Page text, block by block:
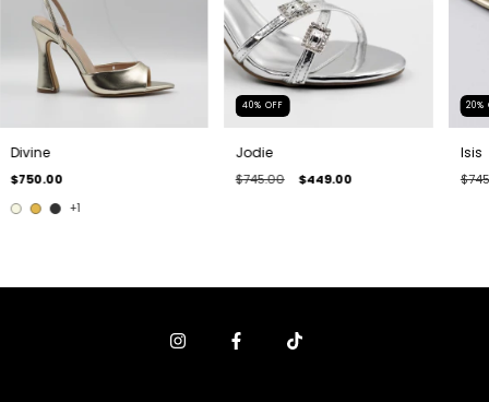
Divine
$750.00
+1
40% OFF
Jodie
$745.00 $449.00
20%
Isis